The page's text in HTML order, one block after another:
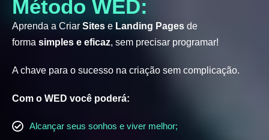
Método WED:
Aprenda a Criar Sites e Landing Pages de
forma simples e eficaz, sem precisar programar!
A chave para o sucesso na criação sem complicação.
Com o WED você poderá:
Alcançar seus sonhos e viver melhor;